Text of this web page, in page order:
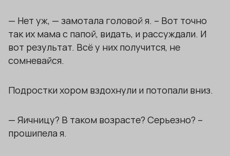
— Нет уж, — замотала головой я. – Вот точно
так их мама с папой, видать, и рассуждали. И
вот результат. Всё у них получится, не
сомневайся.
Подростки хором вздохнули и потопали вниз.
— Яичницу? В таком возрасте? Серьезно? –
прошипела я.